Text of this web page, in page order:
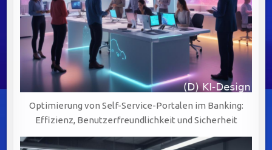
Optimierung von Self-Service-Portalen im Banking:
Effizienz, Benutzerfreundlichkeit und Sicherheit